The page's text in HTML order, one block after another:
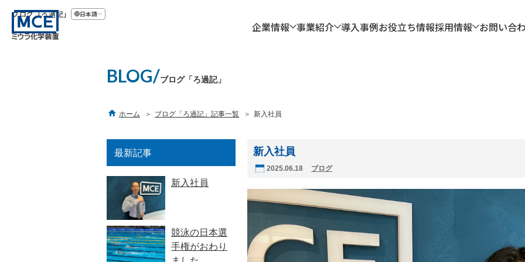
ブログ「ろ過記」 日本語
企業情報 事業紹介 導入事例お役立ち情報採用情報 お問い合
BLOG/ブログ「ろ過記」
 ホーム ブログ「ろ過記」記事一覧 新入社員
新入社員
2025.06.18 ブログ
最新記事
新入社員
競泳の日本選
手権がおわり